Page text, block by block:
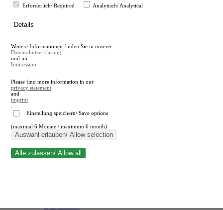
en
A
A
Suche schließen
Erforderlich/ Required
Analytisch/ Analytical
Details
Weitere Informationen finden Sie in unserer
Datenschutzerklärung
und im
Impressum
Please find more information in our
privacy statement
and
imprint
Einstellung speichern/ Save options
(maximal 6 Monate / maximum 6 month)
Auswahl erlauben/ Allow selection
Alle zulassen/ Allow all